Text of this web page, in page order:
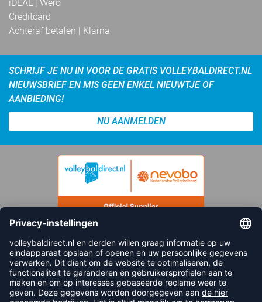
iDEAL | Wero
Creditcard
Achteraf betalen | Klarna
SCHRIJF JE NU IN VOOR DE GRATIS VOLLEYBALDIRECT.NL
NIEUWSBRIEF EN MIS GEEN ENKEL NIEUWTJE OF
AANBIEDING!
NU AANMELDEN